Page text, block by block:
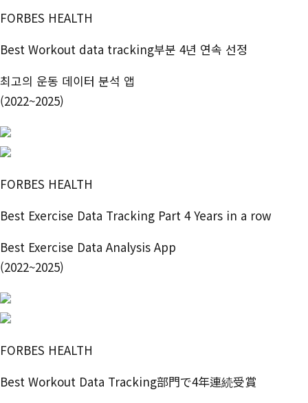
FORBES HEALTH
Best Workout data tracking부분 4년 연속 선정
최고의 운동 데이터 분석 앱
(2022~2025)
FORBES HEALTH
Best Exercise Data Tracking Part 4 Years in a row
Best Exercise Data Analysis App
(2022~2025)
FORBES HEALTH
Best Workout Data Tracking部門で4年連続受賞